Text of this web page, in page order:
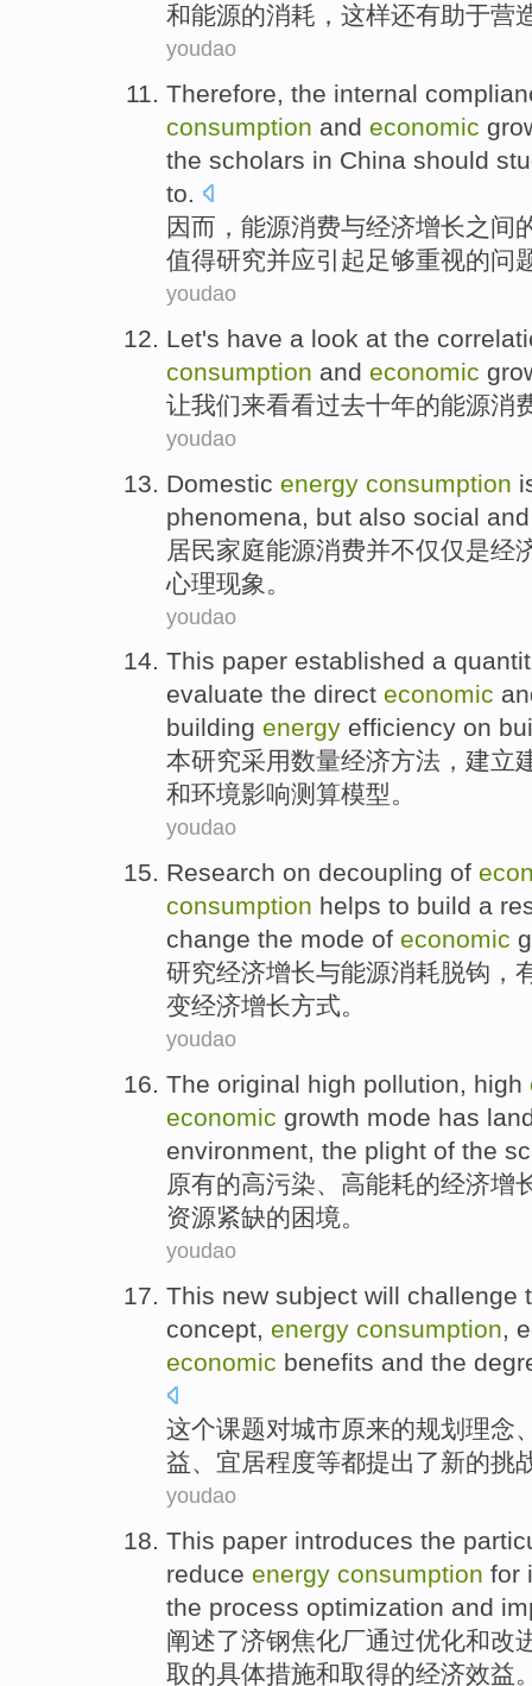
和能源的消耗 ，这样还有助于营
youdao
Therefore, the internal
consumption and economic
the scholars in China should
to.
因而 ， 能源消费与经济增长之间
值得研究并应引起足够重视的问
youdao
Let's have a look at the
consumption and economic
让我们来看看过去十年的能源消
youdao
Domestic energy consumption
phenomena
but also social and
居民家庭能源消费并不仅仅是经
心理现象。
youdao
This paper established a
evaluate the direct economic
building energy efficiency on
本研究采用数量经济方法， 建立
和环境影响测算模型。
youdao
Research on decoupling of
consumption helps to build a
change the mode of economic
研究经济增长与能源消耗脱钩 ，
变经济增长方式。
youdao
The original high pollution, high
economic growth mode has
environment, the plight of the
原有的高污染、 高能耗的经济增
资源紧缺的困境。
youdao
This new subject will challenge
concept, energy consumption,
economic benefits and the
这个课题对城市原来的规划 理念
益、 宜居程度等都提出了新的挑
youdao
This paper introduces the
reduce energy consumption for
the process optimization and
阐述了济钢焦化厂通过优化和改
取的具体措施和取得的经济效益